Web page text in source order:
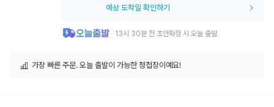
예상 도착일 확인하기
13시 30분 전 초안확정 시 오늘 출발
가장 빠른 주문. 오늘 출발이 가능한 청첩장이예요!